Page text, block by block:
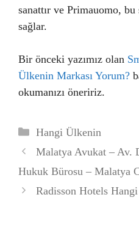
sanattır ve Primauomo, bu
sağlar.
Bir önceki yazımız olan
Ülkenin Markası Yorum?
okumanızı öneririz.
Kategoriler
Hangi Ülkenin
Malatya Avukat – Av.
Hukuk Bürosu – Malatya
Radisson Hotels